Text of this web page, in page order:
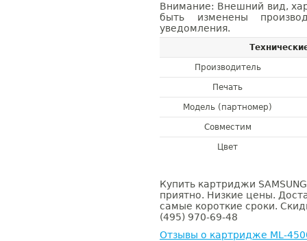
Внимание: Внешний вид,
быть изменены
уведомления.
Производитель
Печать
Модель (партномер)
Совместим
Цвет
Купить картриджи
приятно. Низкие цены.
самые короткие сроки.
(495) 970-69-48
Отзывы о картридже ML-